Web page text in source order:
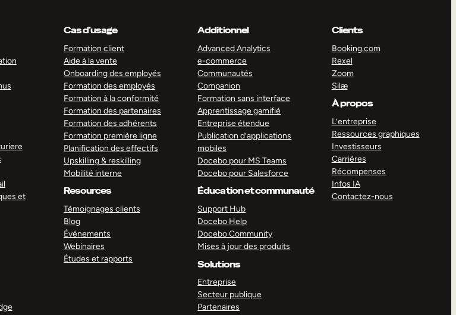
et
Cas d’usage
Formation client
Aide à la vente
Onboarding des employés
Formation des employés
Formation à la conformité
Formation des partenaires
Formation des adhérents
Formation première ligne
Planification des effectifs
Upskilling & reskilling
Mobilité interne
Resources
Témoignages clients
Blog
Événements
Webinaires
Études et rapports
Additionnel
Advanced Analytics
e-commerce
Communautés
Companion
Formation sans interface
Apprentissage gamifié
Entreprise étendue
Publication d’applications
mobiles
Docebo pour MS Teams
Docebo pour Salesforce
Éducation et communauté
Support Hub
Docebo Help
Docebo Community
Mises à jour des produits
Solutions
Entreprise
Secteur publique
Partenaires
Clients
Booking.com
Rexel
Zoom
Silæ
À propos
L’entreprise
Ressources graphiques
Investisseurs
Carrières
Récompenses
Infos IA
Contactez-nous